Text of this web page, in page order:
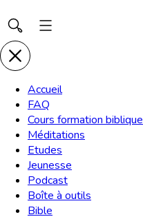
Accueil
FAQ
Cours formation biblique
Méditations
Etudes
Jeunesse
Podcast
Boîte à outils
Bible